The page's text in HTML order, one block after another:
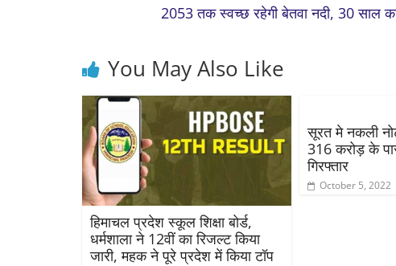
2053 तक स्वच्छ रहेगी बेतवा नदी, 30 साल
You May Also Like
हिमाचल प्रदेश स्कूल शिक्षा बोर्ड,
धर्मशाला ने 12वीं का रिजल्ट किया
जारी, महक ने पूरे प्रदेश में किया टॉप
सूरत मे नकली
316 करोड़ के
गिरफ्तार
October 5, 2022